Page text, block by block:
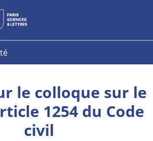
le colloque sur le
1254 du Code
civil